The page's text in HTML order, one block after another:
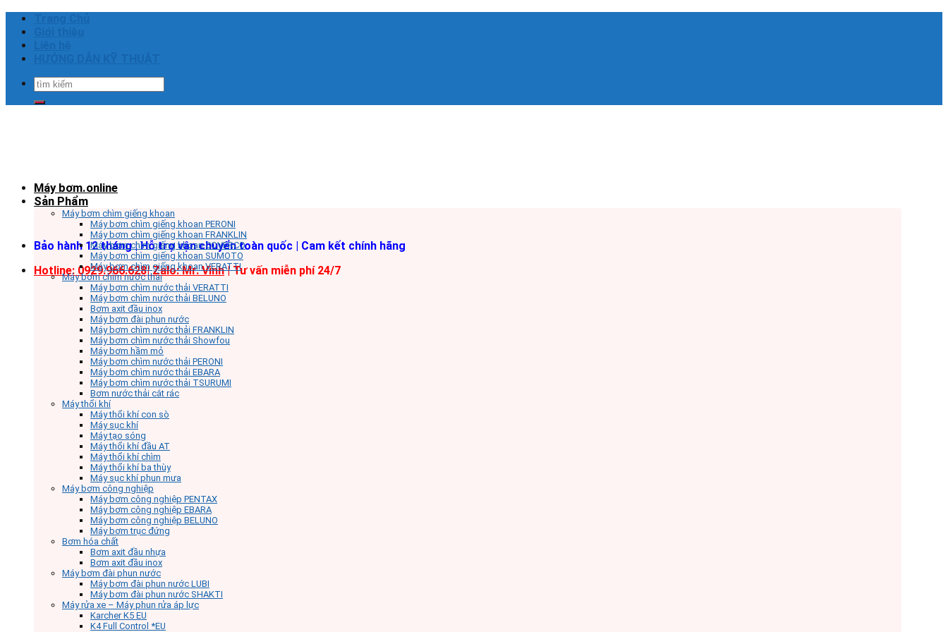
Skip
content
Tìm
Bảo hành 12 tháng | Hỗ trợ vận chuyển toàn quốc | Cam kết chính hãng
Hotline: 0929.966.628|Zalo: Mr. Vinh| Tư vấn miễn phí 24/7
Máy bơm.online
Sản Phẩm
Máy bơm chìm giếng khoan
Máy bơm chìm giếng khoan PERONI
Máy bơm chìm giếng khoan FRANKLIN
Máy bơm chìm giếng khoan COVERCO
Máy bơm chìm giếng khoan SUMOTO
Máy bơm chìm giếng khoan VERATTI
Máy bơm chìm nước thải
Máy bơm chìm nước thải VERATTI
Máy bơm chìm nước thải BELUNO
Bơm axit đầu inox
Máy bơm đài phun nước
Máy bơm chìm nước thải FRANKLIN
Máy bơm chìm nước thải Showfou
Máy bơm hầm mỏ
Máy bơm chìm nước thải PERONI
Máy bơm chìm nước thải EBARA
Máy bơm chìm nước thải TSURUMI
Bơm nước thải cắt rác
Máy thổi khí
Máy thổi khí con sò
Máy sục khí
Máy tạo sóng
Máy thổi khí đầu AT
Máy thổi khí chìm
Máy thổi khí ba thùy
Máy sục khí phun mưa
Máy bơm công nghiệp
Máy bơm công nghiệp PENTAX
Máy bơm công nghiệp EBARA
Máy bơm công nghiệp BELUNO
Máy bơm trục đứng
Bơm hóa chất
Bơm axit đầu nhựa
Bơm axit đầu inox
Máy bơm đài phun nước
Máy bơm đài phun nước LUBI
Máy bơm đài phun nước SHAKTI
Máy rửa xe – Máy phun rửa áp lực
Karcher K5 EU
K4 Full Control *EU